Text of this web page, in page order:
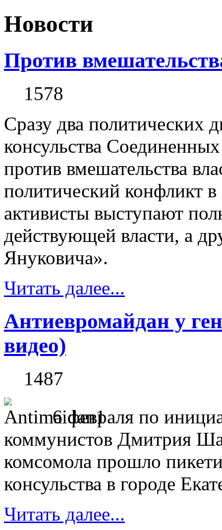
Новости
Против
1578
Сразу два политических
консульства
против вмешательства
политический конфликт
активисты выступают
действующей власти, а
Януковича».
Читать далее...
Антиевромайдан у
видео)
1487
6 февраля по
коммунистов Дмитрия
комсомола прошло
консульства в городе
Читать далее...